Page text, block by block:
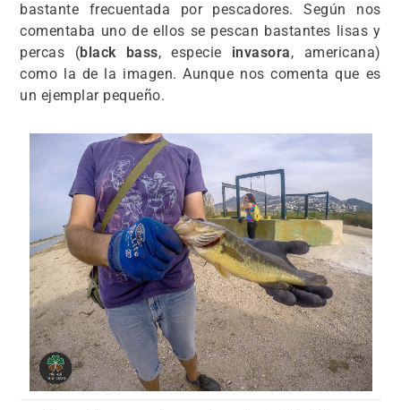
bastante frecuentada por pescadores. Según nos
comentaba uno de ellos se pescan bastantes lisas y
percas (black bass, especie invasora, americana)
como la de la imagen. Aunque nos comenta que es
un ejemplar pequeño.